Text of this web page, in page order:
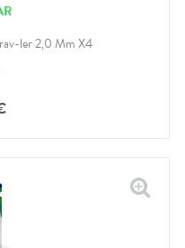
ler 2,0 Mm X4